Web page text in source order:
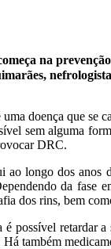
na prevenção
doença que se
sem alguma
DRC.
ao longo dos anos
da fase
dos rins, bem
é possível retardar
também